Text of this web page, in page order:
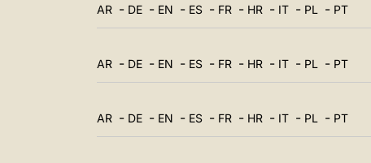
AR - DE - EN - ES - FR - HR - IT - PL - PT
AR - DE - EN - ES - FR - HR - IT - PL - PT
AR - DE - EN - ES - FR - HR - IT - PL - PT